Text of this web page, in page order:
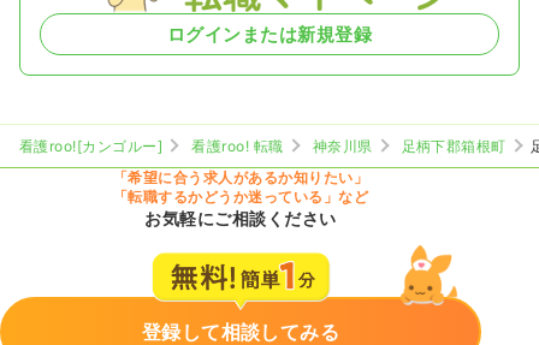
ログインまたは新規登録
看護roo![カンゴルー] 看護roo! 転職 神奈川県 足柄下郡箱根町
「希望に合う求人があるか知りたい」
「転職するかどうか迷っている」など
お気軽にご相談ください
登録して相談してみる